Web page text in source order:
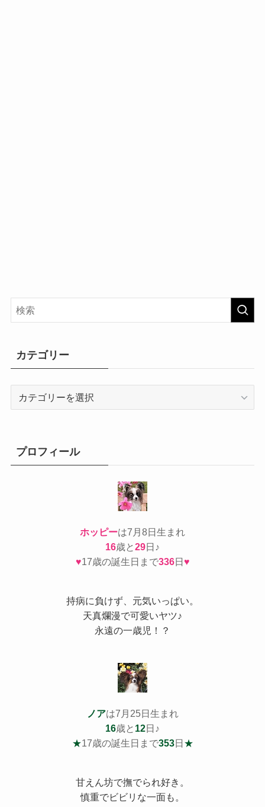
カテゴリー
ープロフィール
ホッピーは7月8日生まれ
16歳と29日♪
♥17歳の誕生日まで336日 ♥
持病に負けず、元気いっぱい。
天真爛漫で可愛いヤツ♪
永遠の一歳児！？
ノアは7月25日生まれ
16歳と 12日♪
★17歳の誕生日まで353日 ★
甘えん坊で撫でられ好き。
慎重でビビリな一面も。